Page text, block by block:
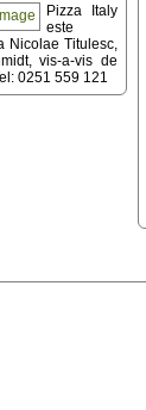
Pizza Italy
este
Nicolae Titulesc,
vis-a-vis de
0251 559 121